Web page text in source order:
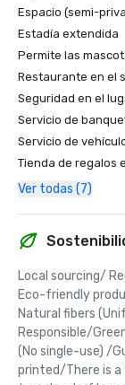
Espacio (semi-
Estadía extendida
Permite las
Restaurante en el
Seguridad en el
Servicio de
Servicio de
Tienda de regalos
Ver todas (7)
Local sourcing/
Eco-friendly
Natural fibers
Responsible/
(No single-use) /
printed/There is a